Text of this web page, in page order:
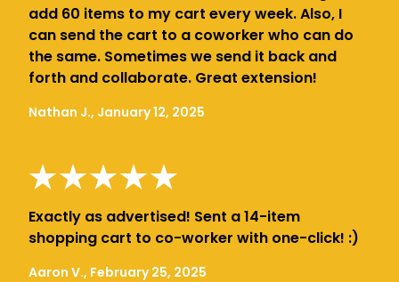
add 60 items to my cart every week. Also, I
can send the cart to a coworker who can do
the same. Sometimes we send it back and
forth and collaborate. Great extension!
Nathan J., January 12, 2025
Exactly as advertised! Sent a 14-item
shopping cart to co-worker with one-click! :)
Aaron V., February 25, 2025